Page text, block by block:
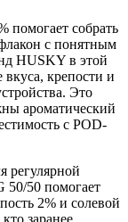
собрать
с понятным
HUSKY в этой
вкуса, крепости и
Это
ароматический
с POD-
регулярной
50/50 помогает
2% и солевой
заранее